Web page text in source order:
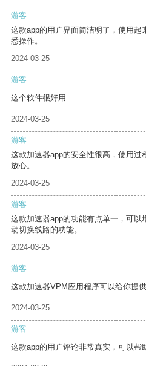
游客
这款app的用户界面简洁明了，使用
悉操作。
2024-03-25
游客
这个软件很好用
2024-03-25
游客
这款加速器app的安全性很高，使用过
放心。
2024-03-25
游客
这款加速器app的功能有点单一，可以
动切换线路的功能。
2024-03-25
游客
这款加速器VPM应用程序可以给你提
2024-03-25
游客
这款app的用户评论非常真实，可以帮